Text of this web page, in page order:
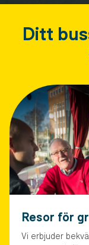
Ditt
Resor för
Vi erbjuder